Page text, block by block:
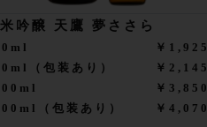
吟醸 天鷹 夢ささら
￥1,925
（包装あり）
￥2,145
￥3,850
（包装あり）
￥4,070